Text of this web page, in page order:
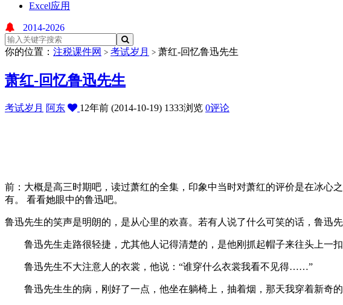
Excel应用
2014-2026
你的位置： 注税课件网 > 考试岁月 > 萧红-回忆鲁迅先生
萧红-回忆鲁迅先生
考试岁月 阿东 12年前 (2014-10-19) 1333浏览 0评论
前：大概是高三时期吧，读过萧红的全集，印象中当时对萧红的评价是在冰心
有。 看看她眼中的鲁迅吧。
鲁迅先生的笑声是明朗的，是从心里的欢喜。若有人说了什么可笑的话，鲁迅
鲁迅先生走路很轻捷，尤其他人记得清楚的，是他刚抓起帽子来往头上一扣
鲁迅先生不大注意人的衣裳，他说：“谁穿什么衣裳我看不见得……”
鲁迅先生生的病，刚好了一点，他坐在躺椅上，抽着烟，那天我穿着新奇的